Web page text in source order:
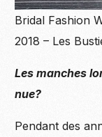
Bridal Fashion
2018 – Les
Les manches
nue?
Pendant des